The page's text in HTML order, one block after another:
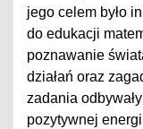
jego celem było
do edukacji
poznawanie
działań oraz
zadania
pozytywnej